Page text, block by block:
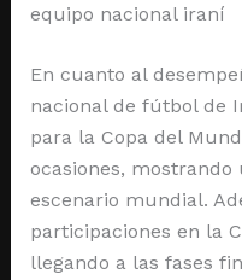
equipo nacional iraní
En cuanto al
nacional de fútbol de
para la Copa del
ocasiones,
escenario mundial.
participaciones en la
llegando a las fases